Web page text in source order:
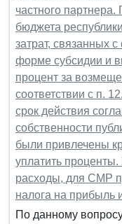
частного партнера.
бюджета
затрат, связанных
форме субсидии и
процент за
соответствии с п.
срок действия
собственности
были привлечены
уплатить
расходы, для СМР
налога на прибыль
По данному